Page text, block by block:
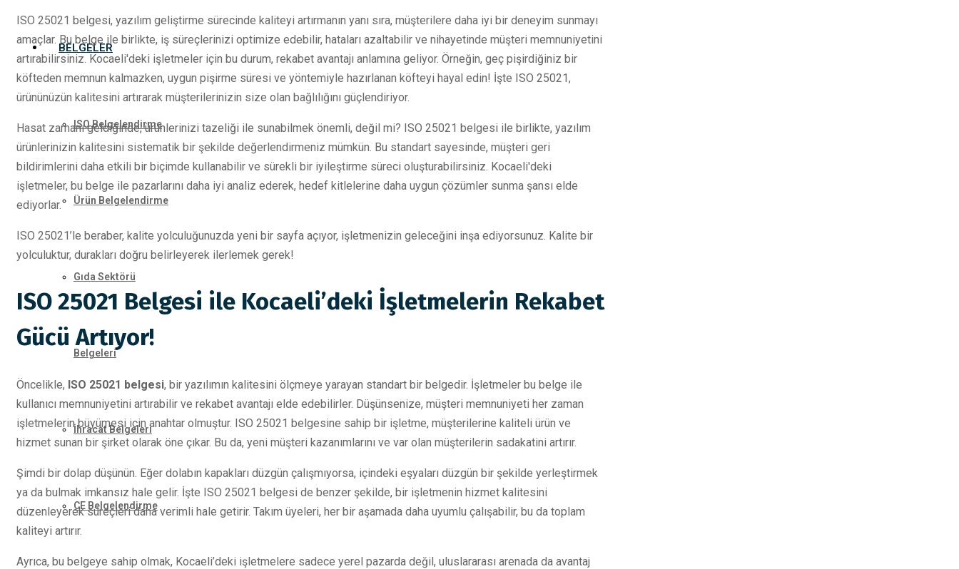
BELGELER
ISO Belgelendirme
Ürün Belgelendirme
Gıda Sektörü
Belgeleri
İhracat Belgeleri
CE Belgelendirme
ISO 25021 belgesi, yazılım geliştirme sürecinde kaliteyi artırmanın yanı sıra, müşterilere daha iyi bir deneyim sunmayı
amaçlar. Bu belge ile birlikte, iş süreçlerinizi optimize edebilir, hataları azaltabilir ve nihayetinde müşteri memnuniyetini
artırabilirsiniz. Kocaeli'deki işletmeler için bu durum, rekabet avantajı anlamına geliyor. Örneğin, geç pişirdiğiniz bir
köfteden memnun kalmazken, uygun pişirme süresi ve yöntemiyle hazırlanan köfteyi hayal edin! İşte ISO 25021,
ürününüzün kalitesini artırarak müşterilerinizin size olan bağlılığını güçlendiriyor.
Hasat zamanı geldiğinde, ürünlerinizi tazeliği ile sunabilmek önemli, değil mi? ISO 25021 belgesi ile birlikte, yazılım
ürünlerinizin kalitesini sistematik bir şekilde değerlendirmeniz mümkün. Bu standart sayesinde, müşteri geri
bildirimlerini daha etkili bir biçimde kullanabilir ve sürekli bir iyileştirme süreci oluşturabilirsiniz. Kocaeli'deki
işletmeler, bu belge ile pazarlarını daha iyi analiz ederek, hedef kitlelerine daha uygun çözümler sunma şansı elde
ediyorlar.
ISO 25021’le beraber, kalite yolculuğunuzda yeni bir sayfa açıyor, işletmenizin geleceğini inşa ediyorsunuz. Kalite bir
yolculuktur, durakları doğru belirleyerek ilerlemek gerek!
ISO 25021 Belgesi ile Kocaeli’deki İşletmelerin Rekabet
Gücü Artıyor!
Öncelikle, ISO 25021 belgesi, bir yazılımın kalitesini ölçmeye yarayan standart bir belgedir. İşletmeler bu belge ile
kullanıcı memnuniyetini artırabilir ve rekabet avantajı elde edebilirler. Düşünsenize, müşteri memnuniyeti her zaman
işletmelerin büyümesi için anahtar olmuştur. ISO 25021 belgesine sahip bir işletme, müşterilerine kaliteli ürün ve
hizmet sunan bir şirket olarak öne çıkar. Bu da, yeni müşteri kazanımlarını ve var olan müşterilerin sadakatini artırır.
Şimdi bir dolap düşünün. Eğer dolabın kapakları düzgün çalışmıyorsa, içindeki eşyaları düzgün bir şekilde yerleştirmek
ya da bulmak imkansız hale gelir. İşte ISO 25021 belgesi de benzer şekilde, bir işletmenin hizmet kalitesini
düzenleyerek süreçleri daha verimli hale getirir. Takım üyeleri, her bir aşamada daha uyumlu çalışabilir, bu da toplam
kaliteyi artırır.
Ayrıca, bu belgeye sahip olmak, Kocaeli’deki işletmelere sadece yerel pazarda değil, uluslararası arenada da avantaj